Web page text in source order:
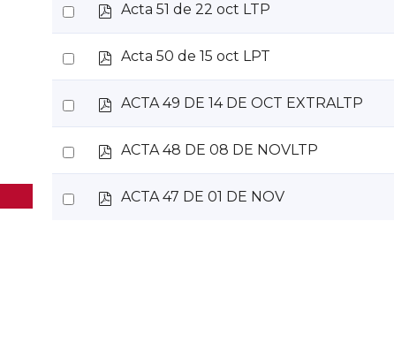
item
Select
an
item
p
Acta 51 de 22 oct LTP
Select
an
item
p
Acta 50 de 15 oct LPT
Select
an
item
p
ACTA 49 DE 14 DE OCT EXTRALTP
Select
an
item
p
ACTA 48 DE 08 DE NOVLTP
Select
p
ACTA 47 DE 01 DE NOV